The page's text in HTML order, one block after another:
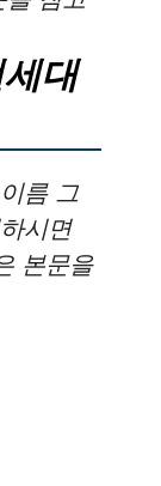
대
름 그
시면
본문을